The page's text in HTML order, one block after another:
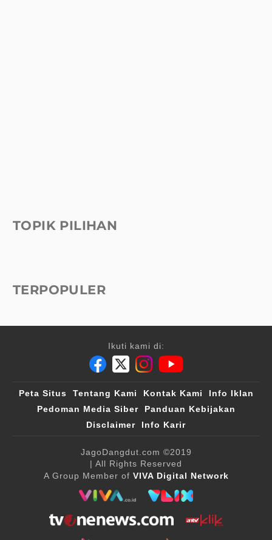
TOPIK PILIHAN
TERPOPULER
Ikuti kami di:
Peta Situs Tentang Kami Kontak Kami
Info Iklan
Pedoman Media Siber
Panduan Kebijakan
Disclaimer
Info Karir
JagoDangdut.com ©2019
| All Rights Reserved
A Group Member of VIVA Digital Network